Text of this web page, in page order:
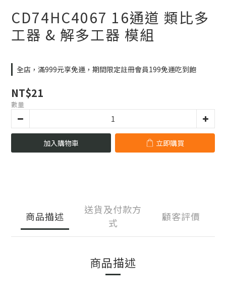
CD74HC4067 16通道 類比多
工器 & 解多工器 模組
全店，滿999元享免運，期間限定註冊會員199免運吃到飽
NT$21
數量
加入購物車 立即購買
商品描述
送貨及付款方
式
顧客評價
商品描述